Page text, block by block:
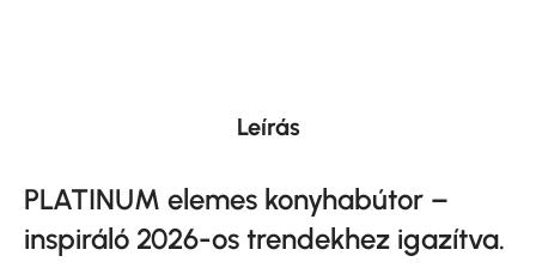
Leírás
PLATINUM elemes konyhabútor –
inspiráló 2026-os trendekhez igazítva.